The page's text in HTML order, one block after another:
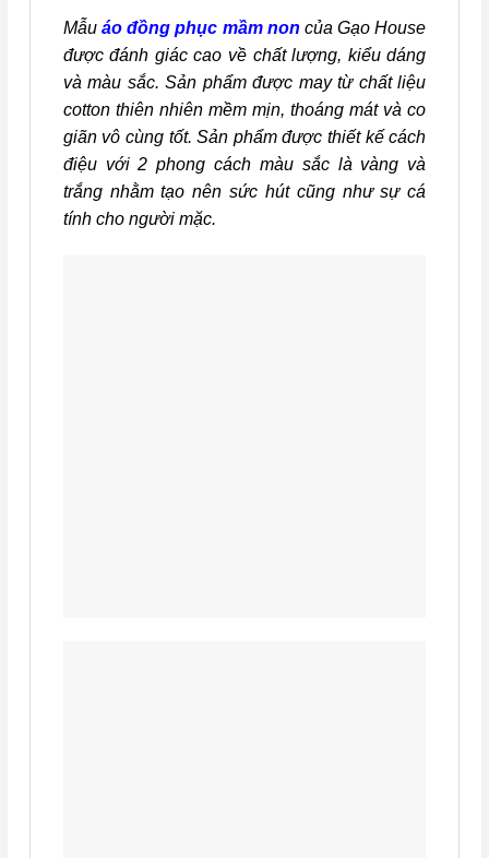
Mẫu áo đồng phục mầm non của Gạo House
được đánh giác cao về chất lượng, kiểu dáng
và màu sắc. Sản phẩm được may từ chất liệu
cotton thiên nhiên mềm mịn, thoáng mát và co
giãn vô cùng tốt. Sản phẩm được thiết kế cách
điệu với 2 phong cách màu sắc là vàng và
trắng nhằm tạo nên sức hút cũng như sự cá
tính cho người mặc.